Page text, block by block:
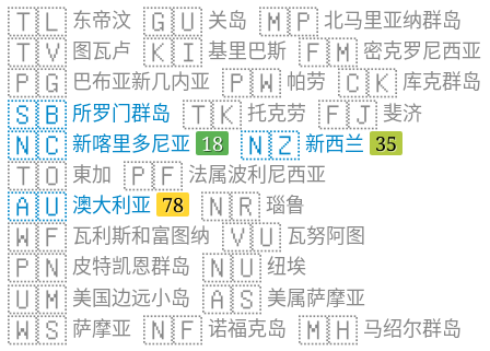
🇹🇱 东帝汶 🇬🇺 关岛 🇲🇵 北马里亚纳群岛
🇹🇻 图瓦卢 🇰🇮 基里巴斯 🇫🇲 密克罗尼西亚
🇵🇬 巴布亚新几内亚 🇵🇼 帕劳 🇨🇰 库克群岛
🇸🇧 所罗门群岛 🇹🇰 托克劳 🇫🇯 斐济
🇳🇨 新喀里多尼亚 18 🇳🇿 新西兰 35
🇹🇴 東加 🇵🇫 法属波利尼西亚
🇦🇺 澳大利亚 78 🇳🇷 瑙鲁
🇼🇫 瓦利斯和富图纳 🇻🇺 瓦努阿图
🇵🇳 皮特凯恩群岛 🇳🇺 纽埃
🇺🇲 美国边远小岛 🇦🇸 美属萨摩亚
🇼🇸 萨摩亚 🇳🇫 诺福克岛 🇲🇭 马绍尔群岛